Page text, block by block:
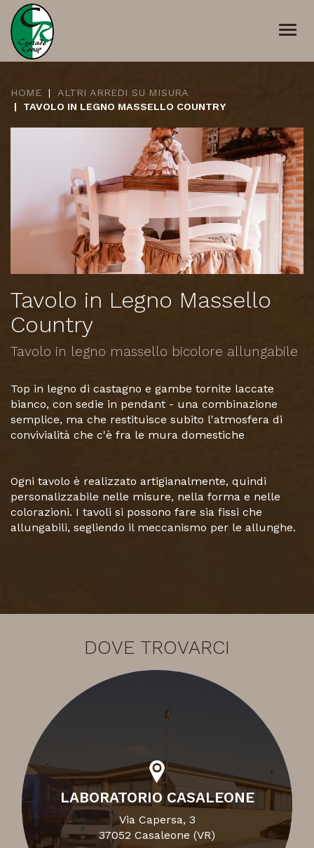
HOME
ALTRI ARREDI SU MISURA
TAVOLO IN LEGNO MASSELLO COUNTRY
Tavolo in Legno Massello
Country
Tavolo in legno massello bicolore allungabile
Top in legno di castagno e gambe tornite laccate
bianco, con sedie in pendant - una combinazione
semplice, ma che restituisce subito l'atmosfera di
convivialità che c'è fra le mura domestiche
​Ogni tavolo è realizzato artigianalmente, quindi
personalizzabile nelle misure, nella forma e nelle
colorazioni. I tavoli si possono fare sia fissi che
allungabili, segliendo il meccanismo per le allunghe.
DOVE TROVARCI
LABORATORIO CASALEONE
Via Capersa, 3
37052 Casaleone (VR)